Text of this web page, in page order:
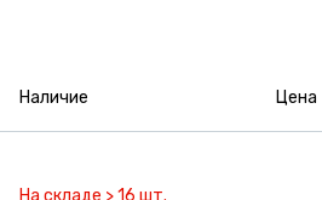
Наличие Цена
На складе > 16 шт.